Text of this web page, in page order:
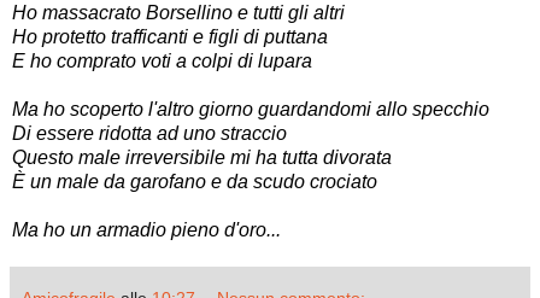
Ho massacrato Borsellino e tutti gli altri
Ho protetto trafficanti e figli di puttana
E ho comprato voti a colpi di lupara
Ma ho scoperto l'altro giorno guardandomi allo specchio
Di essere ridotta ad uno straccio
Questo male irreversibile mi ha tutta divorata
È un male da garofano e da scudo crociato
Ma ho un armadio pieno d'oro...